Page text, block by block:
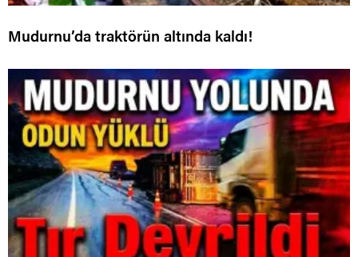
Mudurnu’da traktörün altında kaldı!